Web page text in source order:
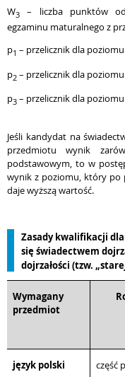
W3 – liczba punktów
egzaminu maturalnego z
p1 – przelicznik dla
p2 – przelicznik dla
p3 – przelicznik dla
Jeśli kandydat na
przedmiotu wynik
podstawowym, to w
wynik z poziomu, który po
daje wyższą wartość.
Zasady kwalifikacji
się świadectwem
dojrzałości (tzw.
Wymagany
przedmiot
język polski część